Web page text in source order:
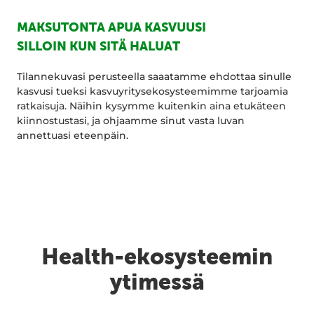
MAKSUTONTA APUA KASVUUSI
SILLOIN KUN SITÄ HALUAT
Tilannekuvasi perusteella saaatamme ehdottaa sinulle
kasvusi tueksi kasvuyritysekosysteemimme tarjoamia
ratkaisuja. Näihin kysymme kuitenkin aina etukäteen
kiinnostustasi, ja ohjaamme sinut vasta luvan
annettuasi eteenpäin.
Health-ekosysteemin
ytimessä